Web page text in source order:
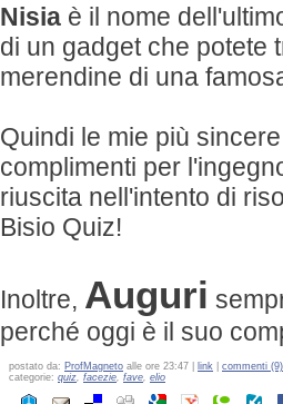
Nisia è il nome
di un gadget che potete
merendine di una
Quindi le mie più
complimenti per
riuscita nell'intento di
Bisio Quiz!
Inoltre, Auguri
perché oggi è il suo
postato da: ProfMagneto alle ore 23:47 | link
commenti (9)
categorie: quiz facezie fave elio